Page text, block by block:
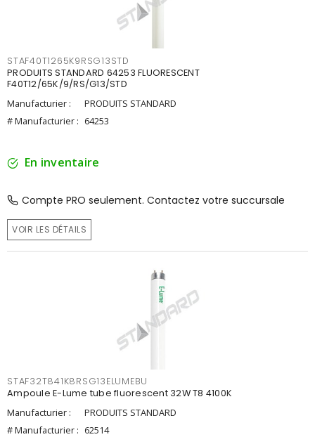
STAF40T1265K9RSG13STD
PRODUITS STANDARD 64253 FLUORESCENT
F40T12/65K/9/RS/G13/STD
Manufacturier :
PRODUITS STANDARD
# Manufacturier : 64253
En inventaire
Compte PRO seulement. Contactez votre succursale
VOIR LES DÉTAILS
STAF32T841K8RSG13ELUMEBU
Ampoule E-Lume tube fluorescent 32W T8 4100K
Manufacturier :
PRODUITS STANDARD
# Manufacturier : 62514